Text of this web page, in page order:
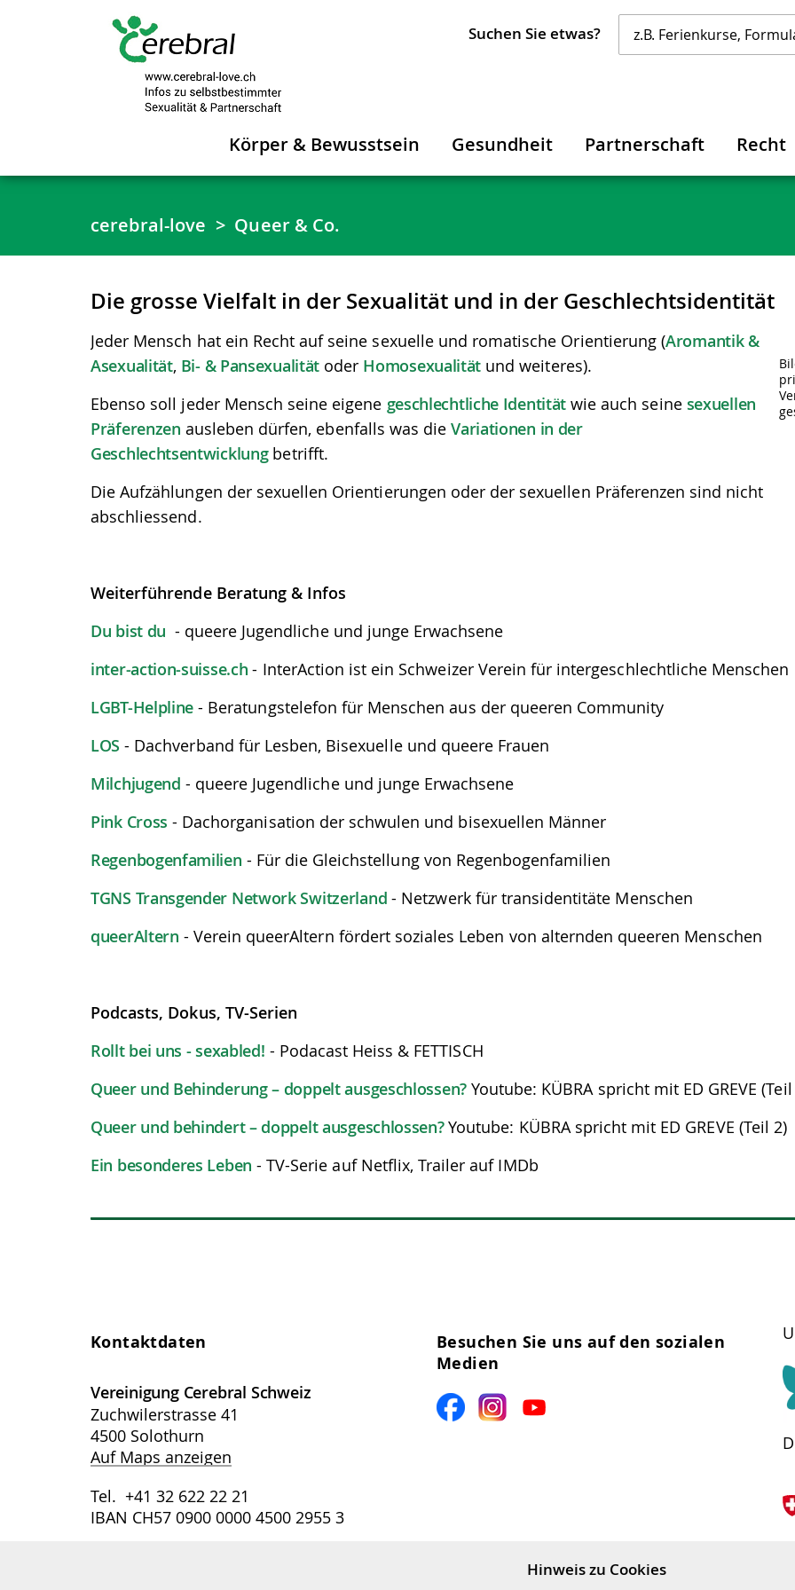
Suchen Sie etwas?
Körper & Bewusstsein Gesundheit Partnerschaft Recht
cerebral-love Queer & Co.
Die grosse Vielfalt in der Sexualität und in der Geschlechtsidentität
Jeder Mensch hat ein Recht auf seine sexuelle und romatische Orientierung (Aromantik &
Asexualität, Bi- & Pansexualität oder Homosexualität und weiteres).
Ebenso soll jeder Mensch seine eigene geschlechtliche Identität wie auch seine sexuellen
Präferenzen ausleben dürfen, ebenfalls was dieVariationen in der
Geschlechtsentwicklungbetrifft.
Die Aufzählungen der sexuellen Orientierungen oder der sexuellen Präferenzen sind nicht
abschliessend.
Weiterführende Beratung & Infos
Du bist du - queere Jugendliche und junge Erwachsene
inter-action-suisse.ch - InterAction ist ein Schweizer Verein für intergeschlechtliche Menschen
LGBT-Helpline - Beratungstelefon für Menschen aus der queeren Community
LOS - Dachverband für Lesben, Bisexuelle und queere Frauen
Milchjugend - queere Jugendliche und junge Erwachsene
Pink Cross - Dachorganisation der schwulen und bisexuellen Männer
Regenbogenfamilien - Für die Gleichstellung von Regenbogenfamilien
TGNS Transgender Network Switzerland - Netzwerk für transidentitäte Menschen
queerAltern - Verein queerAltern fördert soziales Leben von alternden queeren Menschen
Podcasts, Dokus, TV-Serien
Rollt bei uns - sexabled! - Podacast Heiss & FETTISCH
Queer und Behinderung – doppelt ausgeschlossen?Youtube: KÜBRA spricht mit ED GREVE
Queer und behindert – doppelt ausgeschlossen?Youtube: KÜBRA spricht mit ED GREVE (Teil 2)
Ein besonderes Leben - TV-Serie auf Netflix, Trailer auf IMDb
Kontaktdaten
Vereinigung Cerebral Schweiz
Zuchwilerstrasse 41
4500 Solothurn
Auf Maps anzeigen
Tel. +41 32 622 22 21
IBAN CH57 0900 0000 4500 2955 3
Besuchen Sie uns auf den sozialen
Medien
Hinweis zu Cookies